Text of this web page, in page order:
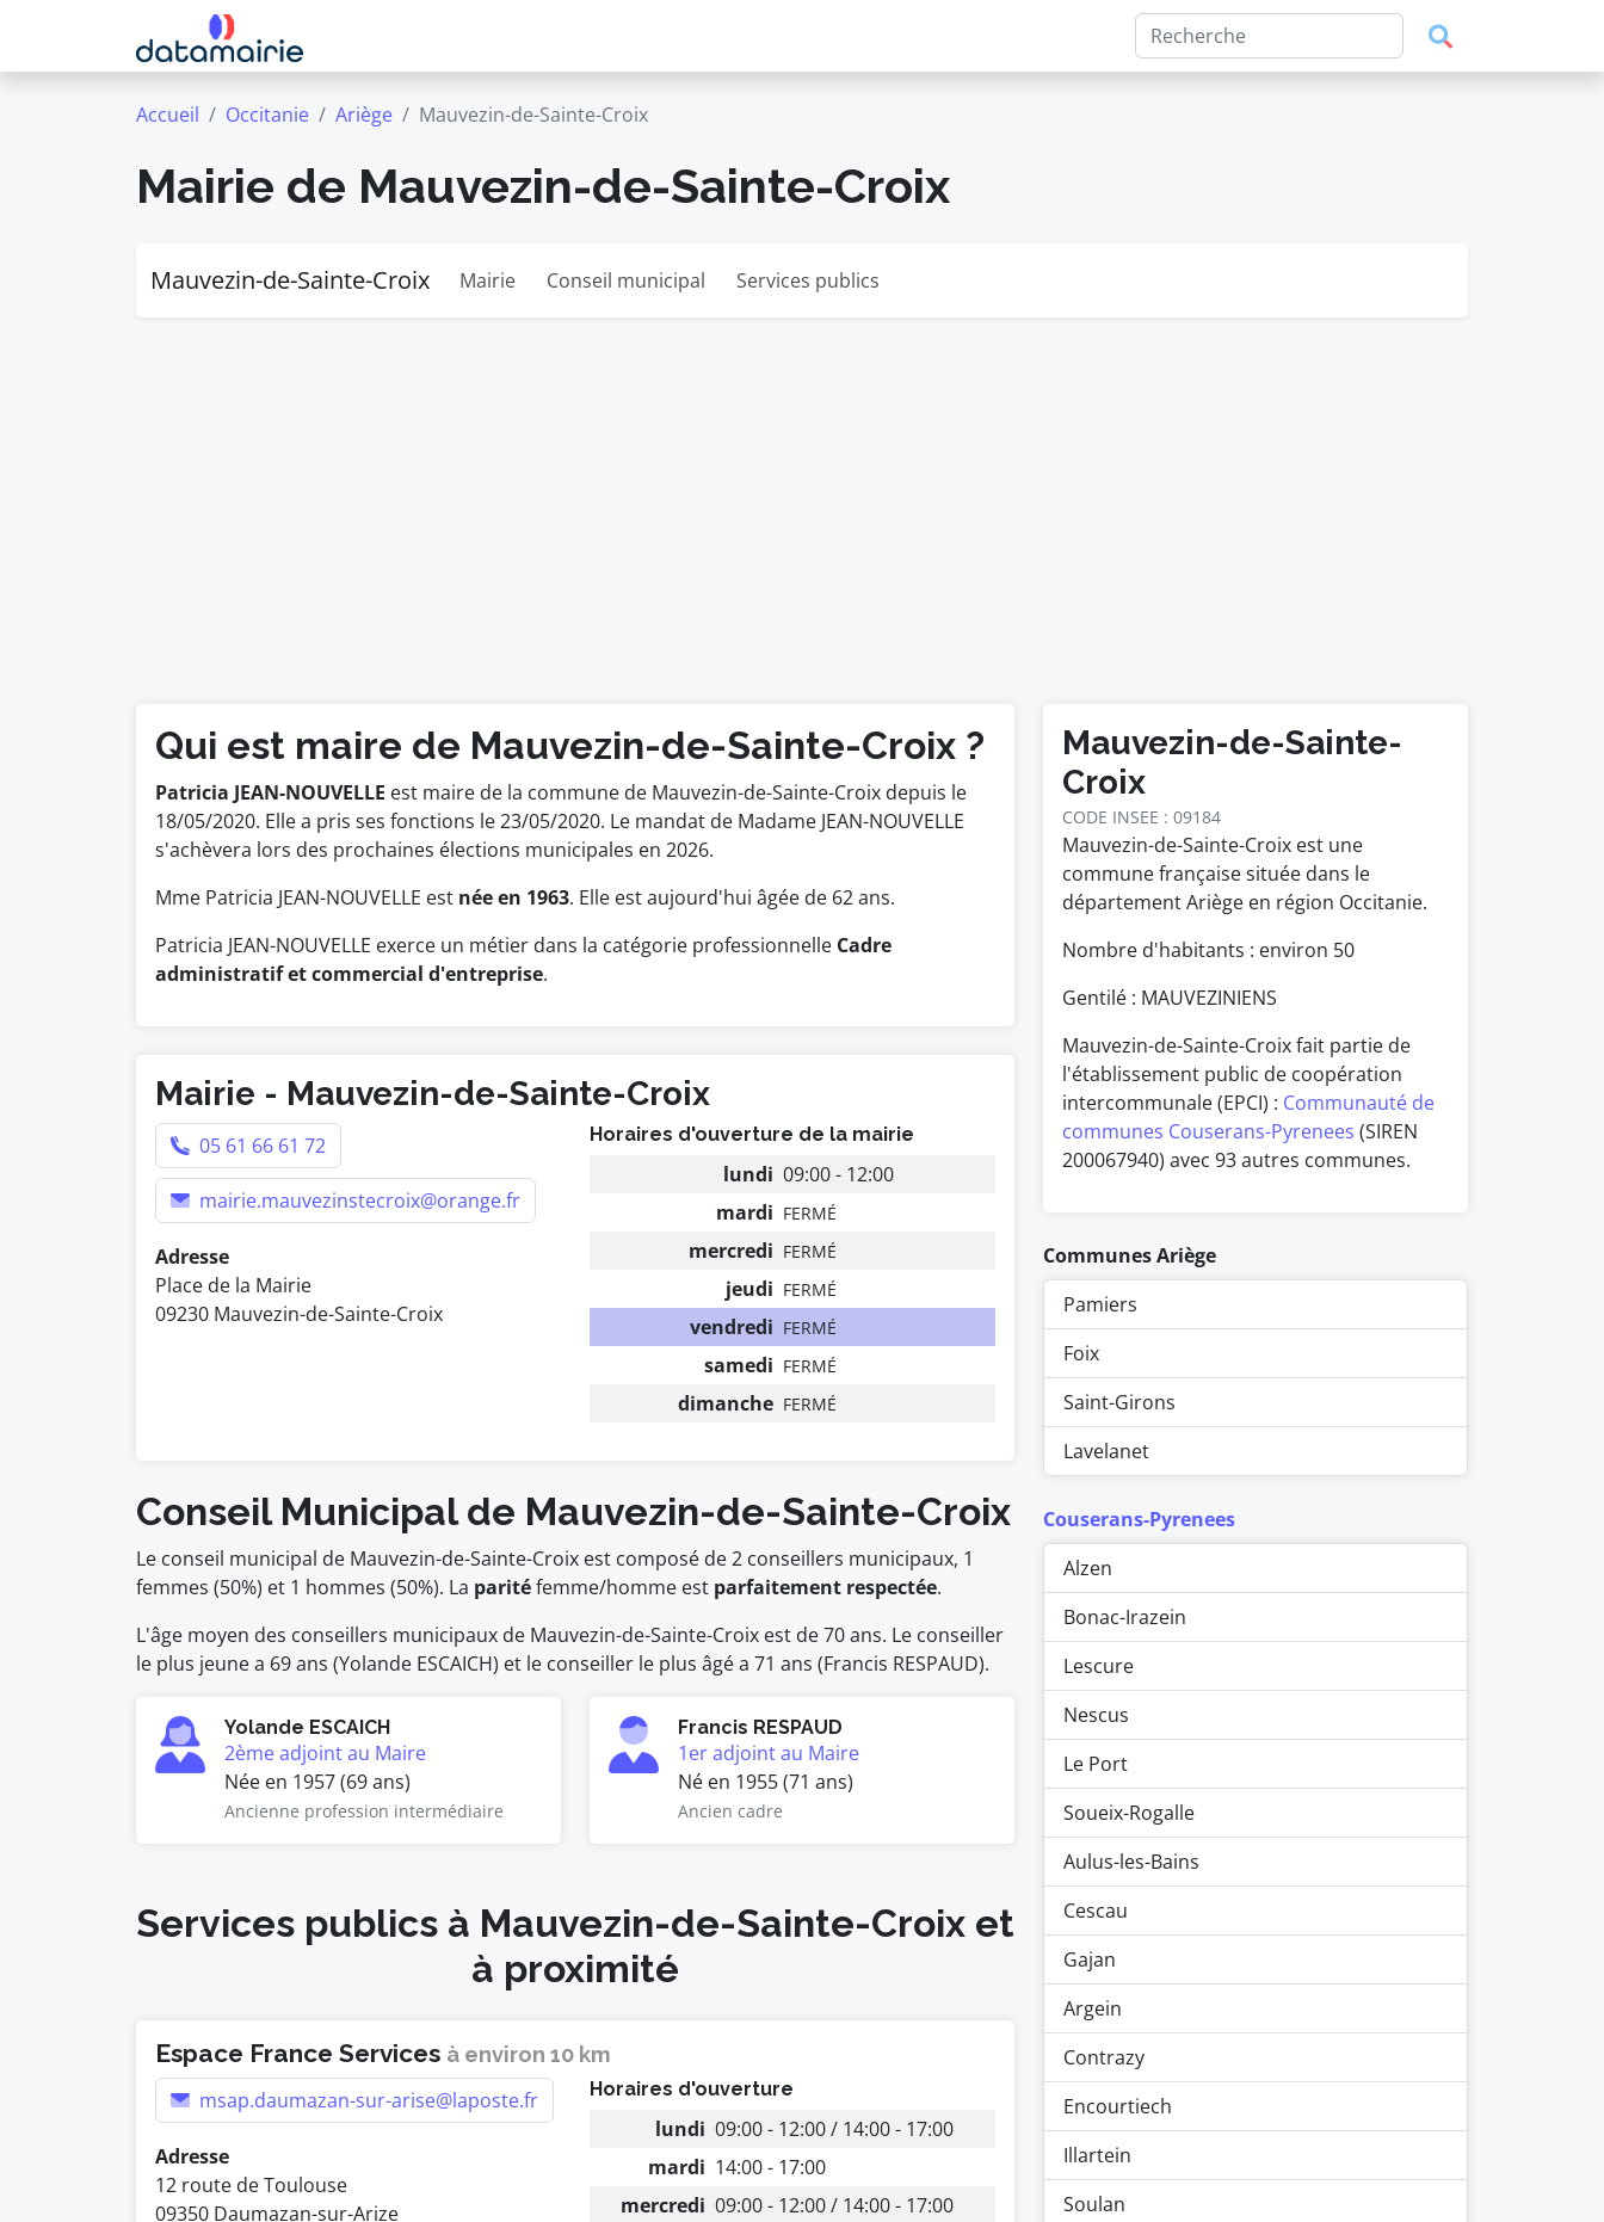
Accueil Occitanie Ariège Mauvezin-de-Sainte-Croix
Mairie de Mauvezin-de-Sainte-Croix
Mauvezin-de-Sainte-Croix Mairie Conseil municipal Services publics
Qui est maire de Mauvezin-de-Sainte-Croix ?
Patricia JEAN-NOUVELLE est maire de la commune de Mauvezin-de-Sainte-Croix depuis le
18/05/2020. Elle a pris ses fonctions le 23/05/2020. Le mandat de Madame JEAN-NOUVELLE
s'achèvera lors des prochaines élections municipales en 2026.
Mme Patricia JEAN-NOUVELLE est née en 1963. Elle est aujourd'hui âgée de 62 ans.
Patricia JEAN-NOUVELLE exerce un métier dans la catégorie professionnelle Cadre
administratif et commercial d'entreprise.
Mairie - Mauvezin-de-Sainte-Croix
05 61 66 61 72
mairie.mauvezinstecroix@orange.fr
Adresse
Place de la Mairie
09230 Mauvezin-de-Sainte-Croix
Horaires d'ouverture de la mairie
lundi 09:00 - 12:00
mardi FERMÉ
mercredi FERMÉ
jeudi FERMÉ
vendredi FERMÉ
samedi FERMÉ
dimanche FERMÉ
Conseil Municipal de Mauvezin-de-Sainte-Croix
Le conseil municipal de Mauvezin-de-Sainte-Croix est composé de 2 conseillers municipaux, 1
femmes (50%) et 1 hommes (50%). La paritéfemme/homme est parfaitement respectée.
L'âge moyen des conseillers municipaux de Mauvezin-de-Sainte-Croix est de 70 ans. Le conseiller
le plus jeune a 69 ans (Yolande ESCAICH) et le conseiller le plus âgé a 71 ans (Francis RESPAUD).
Yolande ESCAICH
2ème adjoint au Maire
Née en 1957 (69 ans)
Ancienne profession intermédiaire
Francis RESPAUD
1er adjoint au Maire
Né en 1955 (71 ans)
Ancien cadre
Services publics à Mauvezin-de-Sainte-Croix et
à proximité
Espace France Services à environ 10 km
msap.daumazan-sur-arise@laposte.fr
Adresse
12 route de Toulouse
09350 Daumazan-sur-Arize
Horaires d'ouverture
lundi 09:00 - 12:00 / 14:00 - 17:00
mardi 14:00 - 17:00
mercredi 09:00 - 12:00 / 14:00 - 17:00
Mauvezin-de-Sainte-
Croix
CODE INSEE : 09184
Mauvezin-de-Sainte-Croix est une
commune française située dans le
département Ariège en région Occitanie.
Nombre d'habitants : environ 50
Gentilé : MAUVEZINIENS
Mauvezin-de-Sainte-Croix fait partie de
l'établissement public de coopération
intercommunale (EPCI) : Communauté de
communes Couserans-Pyrenees (SIREN
200067940) avec 93 autres communes.
Communes Ariège
Pamiers
Foix
Saint-Girons
Lavelanet
Couserans-Pyrenees
Alzen
Bonac-Irazein
Lescure
Nescus
Le Port
Soueix-Rogalle
Aulus-les-Bains
Cescau
Gajan
Argein
Contrazy
Encourtiech
Illartein
Soulan